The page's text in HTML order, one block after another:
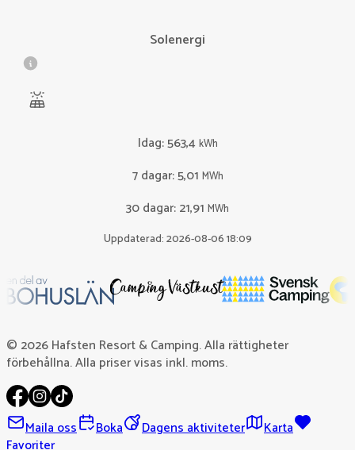
Solenergi
Idag:563,4 kWh
7 dagar:5,01 MWh
30 dagar:21,91 MWh
Uppdaterad: 2026-08-06 18:09
© 2026 Hafsten Resort & Camping. Alla rättigheter
förbehållna. Alla priser visas inkl. moms.
Maila oss Boka Dagens aktiviteter
Karta